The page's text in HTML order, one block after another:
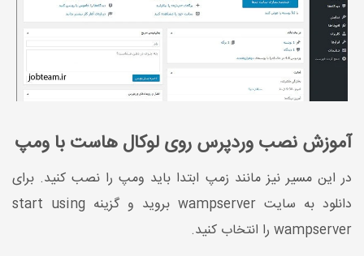
آموزش نصب وردپرس روی لوکال هاست با ومپ
در این مسیر نیز مانند زمپ ابتدا باید ومپ را نصب کنید. برای
دانلود به سایت wampserver بروید و گزینه start using
wampserver را انتخاب کنید.